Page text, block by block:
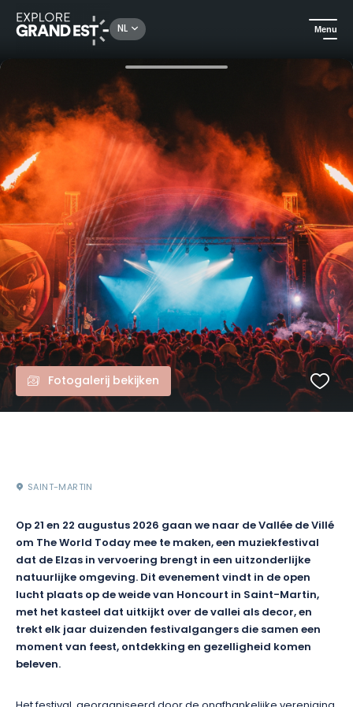
NL Menu
Kijk je ogen uit in de Grand Est De wereld van vandaag Festival
Fotogalerij bekijken
SAINT-MARTIN
Op 21 en 22 augustus 2026 gaan we naar de Vallée de Villé
om The World Today mee te maken, een muziekfestival
dat de Elzas in vervoering brengt in een uitzonderlijke
natuurlijke omgeving. Dit evenement vindt in de open
lucht plaats op de weide van Honcourt in Saint-Martin,
met het kasteel dat uitkijkt over de vallei als decor, en
trekt elk jaar duizenden festivalgangers die samen een
moment van feest, ontdekking en gezelligheid komen
beleven.